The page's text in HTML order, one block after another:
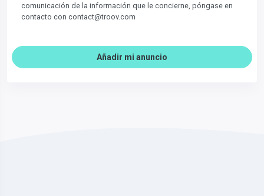
comunicación de la información que le concierne, póngase en
contacto con contact@troov.com
Añadir mi anuncio